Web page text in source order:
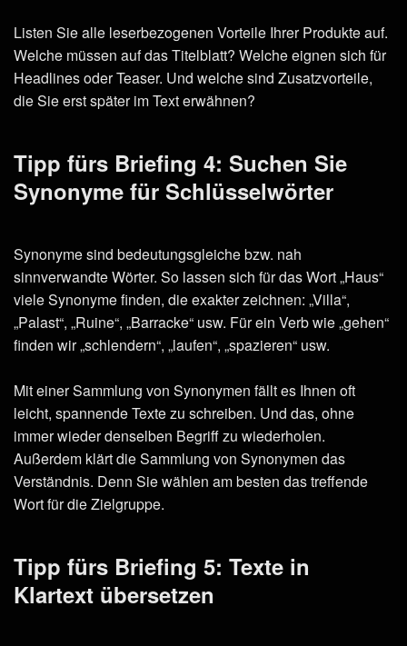
Listen Sie alle leserbezogenen Vorteile Ihrer Produkte auf.
Welche müssen auf das Titelblatt? Welche eignen sich für
Headlines oder Teaser. Und welche sind Zusatzvorteile,
die Sie erst später im Text erwähnen?
Tipp fürs Briefing 4: Suchen Sie
Synonyme für Schlüsselwörter
Synonyme sind bedeutungsgleiche bzw. nah
sinnverwandte Wörter. So lassen sich für das Wort „Haus“
viele Synonyme finden, die exakter zeichnen: „Villa“,
„Palast“, „Ruine“, „Barracke“ usw. Für ein Verb wie „gehen“
finden wir „schlendern“, „laufen“, „spazieren“ usw.
Mit einer Sammlung von Synonymen fällt es Ihnen oft
leicht, spannende Texte zu schreiben. Und das, ohne
immer wieder denselben Begriff zu wiederholen.
Außerdem klärt die Sammlung von Synonymen das
Verständnis. Denn Sie wählen am besten das treffende
Wort für die Zielgruppe.
Tipp fürs Briefing 5: Texte in
Klartext übersetzen